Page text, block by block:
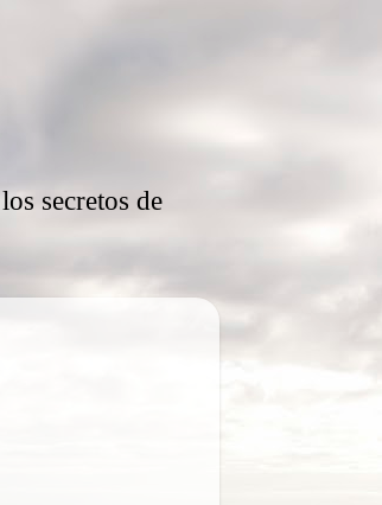
secretos de